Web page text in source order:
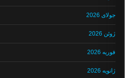
جولای 2026
ژوئن 2026
فوریه 2026
ژانویه 2026